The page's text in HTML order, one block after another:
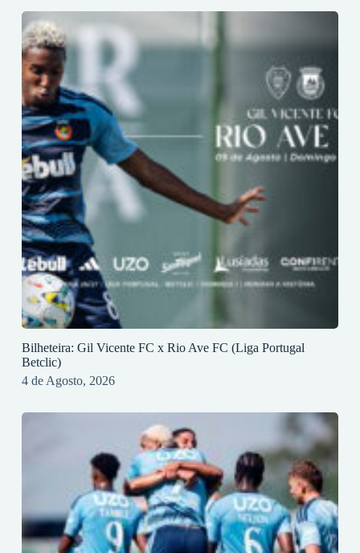
Bilheteira: Gil Vicente FC x Rio Ave FC (Liga Portugal
Betclic)
4 de Agosto, 2026